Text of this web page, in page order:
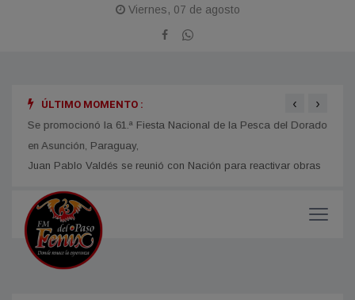
Viernes, 07 de agosto
ÚLTIMO MOMENTO :
Se promocionó la 61.ª Fiesta Nacional de la Pesca del Dorado
en Asunción, Paraguay,
‹ ›